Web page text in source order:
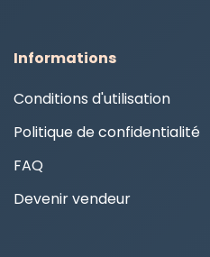
Informations
Conditions d'utilisation
Politique de confidentialité
FAQ
Devenir vendeur